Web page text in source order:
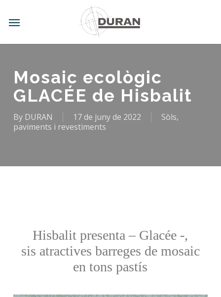
main
Menu
Mosaic ecològic
GLACÉE de Hisbalit
By DURAN 17 de juny de 2022
Sòls,
paviments i revestiments
Hisbalit presenta – Glacée -,
sis atractives barreges de mosaic
en tons pastís